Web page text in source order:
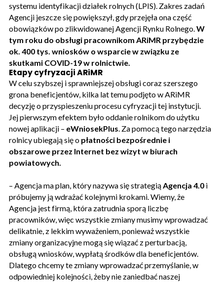
systemu identyfikacji działek rolnych (LPIS). Zakres zadań
Agencji jeszcze się powiększył, gdy przejęła ona część
obowiązków po zlikwidowanej Agencji Rynku Rolnego. W
tym roku do obsługi pracownikom ARiMR przybędzie
ok. 400 tys. wniosków o wsparcie w związku ze
skutkami COVID-19 w rolnictwie.
Etapy cyfryzacji ARiMR
W celu szybszej i sprawniejszej obsługi coraz szerszego
grona beneficjentów, kilka lat temu podjęto w ARiMR
decyzję o przyspieszeniu procesu cyfryzacji tej instytucji.
Jej pierwszym efektem było oddanie rolnikom do użytku
nowej aplikacji – eWniosekPlus . Za pomocą tego narzędzia
rolnicy ubiegają się o płatności bezpośrednie i
obszarowe przez Internet bez wizyt w biurach
powiatowych.
– Agencja ma plan, który nazywa się strategią Agencja 4.0 i
próbujemy ją wdrażać kolejnymi krokami. Wiemy, że
Agencja jest firmą, która zatrudnia sporą liczbę
pracowników, więc wszystkie zmiany musimy wprowadzać
delikatnie, z lekkim wyważeniem, ponieważ wszystkie
zmiany organizacyjne mogą się wiązać z perturbacją,
obsługą wniosków, wypłatą środków dla beneficjentów.
Dlatego chcemy te zmiany wprowadzać przemyślanie, w
odpowiedniej kolejności, żeby nie zaniedbać naszej